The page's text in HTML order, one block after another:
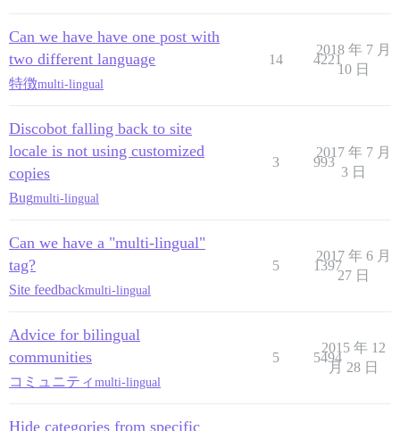
Can we have have one post with
two different language
特徴multi-lingual
14 4221
2018 年 7 月
10 日
Discobot falling back to site
locale is not using customized
copies
Bugmulti-lingual
3 993
2017 年 7 月
3 日
Can we have a "multi-lingual"
tag?
Site feedbackmulti-lingual
5 1397
2017 年 6 月
27 日
Advice for bilingual
communities
コミュニティ multi-lingual
5 5494
2015 年 12
月 28 日
Hide categories from specific